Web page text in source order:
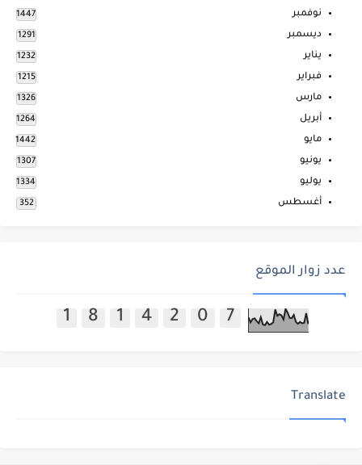
نوفمبر 1447
ديسمبر 1291
يناير 1232
فبراير 1215
مارس 1326
أبريل 1264
مايو 1442
يونيو 1307
يوليو 1334
أغسطس 352
عدد زوار الموقع
1 8 1 4 2 0 7
Translate